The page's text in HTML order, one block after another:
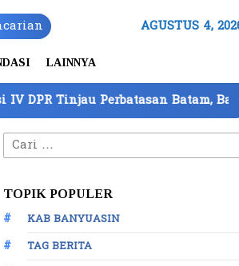
AGUSTUS 4,
LAINNYA
Perbatasan Batam, Barantin
Cari
untuk:
TOPIK POPULER
KAB BANYUASIN
TAG BERITA